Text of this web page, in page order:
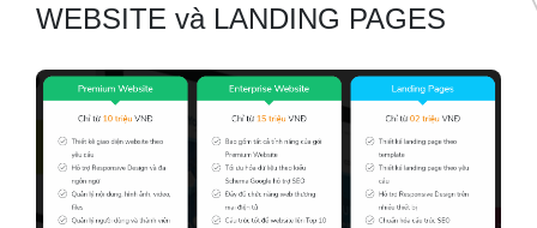
WEBSITE và LANDING PAGES